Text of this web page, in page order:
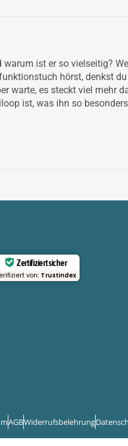
ist er so vielseitig?
hörst, denkst du
warte, es steckt viel mehr
ist, was ihn so
Zertifiziert sicher
von: Trustindex
AGBWiderrufsbelehrung